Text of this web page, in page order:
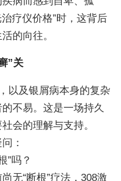
疗仪价格”时，这背后
的向往。
”关
以及银屑病本身的复杂
不易。这是一场持久
会的理解与支持。
：
”吗？
无“断根”疗法，308激